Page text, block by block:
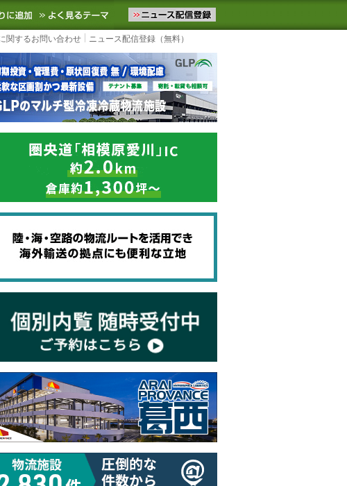
物流ニュースをお届けします。物流ニュースメール配信を登録す
お気に入りに追加 よく見るテーマ
関するお問い合わせ ニュース配信登録（無料）